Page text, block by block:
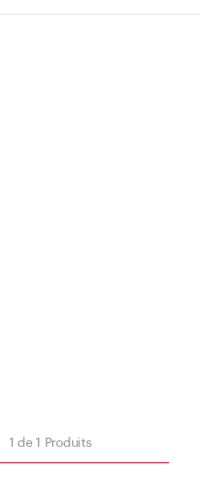
0 - 99 ml
1de1 Produits